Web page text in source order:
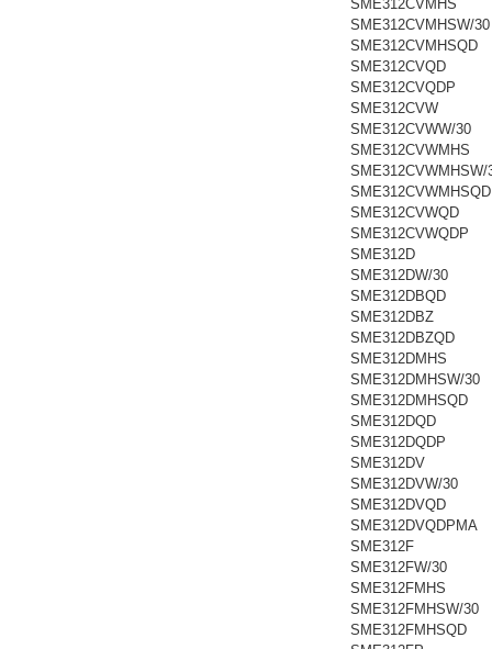
SME312CVMHS
SME312CVMHSW/30
SME312CVMHSQD
SME312CVQD
SME312CVQDP
SME312CVW
SME312CVWW/30
SME312CVWMHS
SME312CVWMHSW/
SME312CVWMHSQD
SME312CVWQD
SME312CVWQDP
SME312D
SME312DW/30
SME312DBQD
SME312DBZ
SME312DBZQD
SME312DMHS
SME312DMHSW/30
SME312DMHSQD
SME312DQD
SME312DQDP
SME312DV
SME312DVW/30
SME312DVQD
SME312DVQDPMA
SME312F
SME312FW/30
SME312FMHS
SME312FMHSW/30
SME312FMHSQD